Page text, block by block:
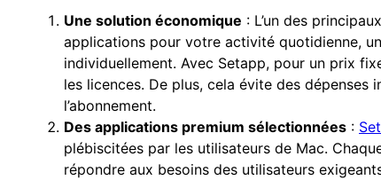
Une solution économique : L’un des
applications pour votre activité quotidienne,
individuellement. Avec Setapp, pour un prix
les licences. De plus, cela évite des
l’abonnement.
Des applications premium sélectionnées :
plébiscitées par les utilisateurs de Mac.
répondre aux besoins des utilisateurs